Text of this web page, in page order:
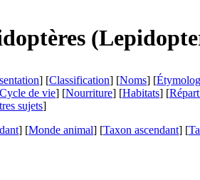
(
] [Classification] [Noms] [
Cycle de vie] [Nourriture] [Habitats] [
sujets]
] [Monde animal] [Taxon ascendant] [